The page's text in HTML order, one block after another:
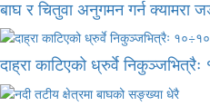
बाघ र चितुवा अनुगमन गर्न क्यामरा
दाह्रा काटिएको ध्रुर्वे